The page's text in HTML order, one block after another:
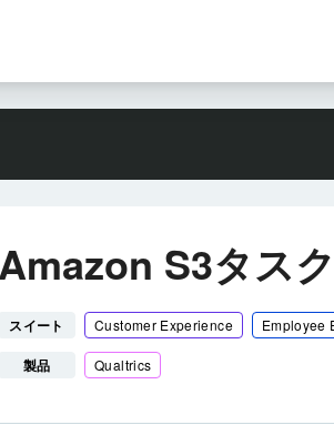
Amazon S3タス
スイート Customer Experience Employee
製品 Qualtrics